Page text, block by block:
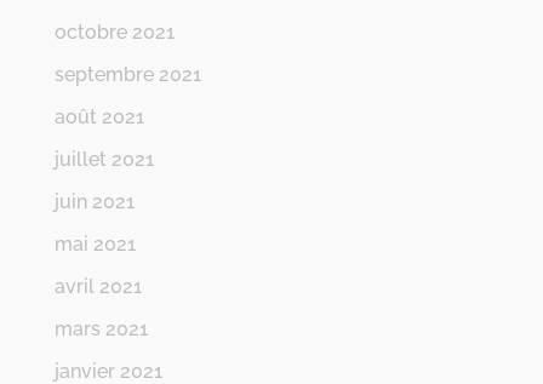
octobre 2021
septembre 2021
août 2021
juillet 2021
juin 2021
mai 2021
avril 2021
mars 2021
janvier 2021